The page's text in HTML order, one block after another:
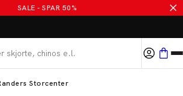
SALE - SPAR 50%
Storcenter